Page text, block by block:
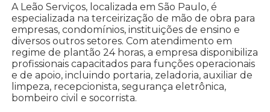
A Leão Serviços, localizada em São Paulo, é
especializada na terceirização de mão de obra para
empresas, condomínios, instituições de ensino e
diversos outros setores. Com atendimento em
regime de plantão 24 horas, a empresa disponibiliza
profissionais capacitados para funções operacionais
e de apoio, incluindo portaria, zeladoria, auxiliar de
limpeza, recepcionista, segurança eletrônica,
bombeiro civil e socorrista.